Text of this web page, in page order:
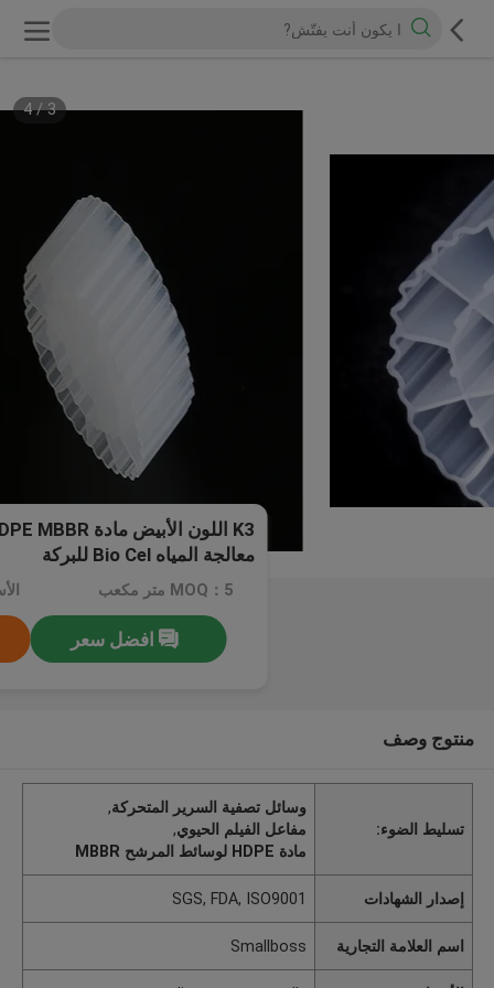
3
/
4
معالجة المياه Bio Cel للبركة
MOQ：5 متر مكعب
افضل سعر
منتوج وصف
تسليط الضوء:
وسائل تصفية السرير المتحركة,
مفاعل الفيلم الحيوي,
مادة HDPE لوسائط المرشح MBBR
إصدار الشهادات SGS, FDA, ISO9001
اسم العلامة التجارية Smallboss